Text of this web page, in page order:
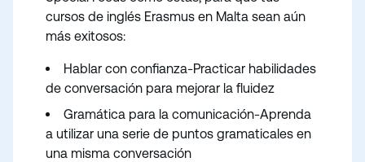
cursos de inglés Erasmus en Malta sean aún
más exitosos:
Hablar con confianza-Practicar habilidades
de conversación para mejorar la fluidez
Gramática para la comunicación-Aprenda
a utilizar una serie de puntos gramaticales en
una misma conversación